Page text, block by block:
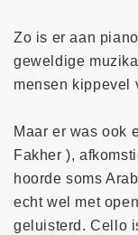
Zo is er aan
geweldige
mensen kippevel
Maar er was ook
Fakher ),
hoorde soms
echt wel met
geluisterd. Cello